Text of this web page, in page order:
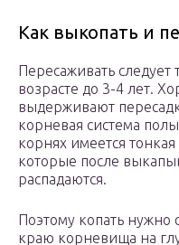
Как выкопать и
Пересаживать
возрасте до 3-4 лет.
выдерживают
корневая система
корнях имеется
которые после
распадаются.
Поэтому копать нужно
краю корневища на